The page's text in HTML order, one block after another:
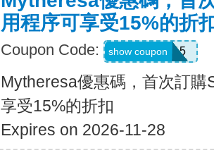
用程序可享受15%的折
Coupon Code: APP15
show coupon
Mytheresa優惠碼，首次訂
享受15%的折扣
Expires on 2026-11-28